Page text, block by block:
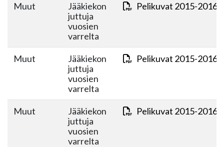
Muut
Jääkiekon
juttuja
vuosien
varrelta
Pelikuvat 2015-2016
Muut
Jääkiekon
juttuja
vuosien
varrelta
Pelikuvat 2015-2016
Muut
Jääkiekon
juttuja
vuosien
varrelta
Pelikuvat 2015-2016